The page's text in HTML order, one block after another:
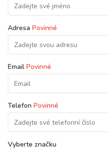
Adresa Povinné
Email Povinné
Telefon Povinné
Vyberte značku